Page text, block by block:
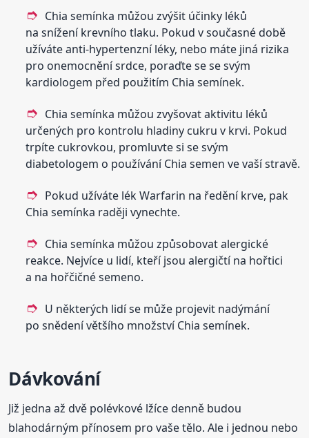
Chia semínka můžou zvýšit účinky léků
na snížení krevního tlaku. Pokud v současné době
užíváte anti-hypertenzní léky, nebo máte jiná rizika
pro onemocnění srdce, poraďte se se svým
kardiologem před použitím Chia semínek.
Chia semínka můžou zvyšovat aktivitu léků
určených pro kontrolu hladiny cukru v krvi. Pokud
trpíte cukrovkou, promluvte si se svým
diabetologem o používání Chia semen ve vaší stravě.
Pokud užíváte lék Warfarin na ředění krve, pak
Chia semínka raději vynechte.
Chia semínka můžou způsobovat alergické
reakce. Nejvíce u lidí, kteří jsou alergičtí na hořtici
a na hořčičné semeno.
U některých lidí se může projevit nadýmání
po snědení většího množství Chia semínek.
Dávkování
Již jedna až dvě polévkové lžíce denně budou
blahodárným přínosem pro vaše tělo. Ale i jednou nebo